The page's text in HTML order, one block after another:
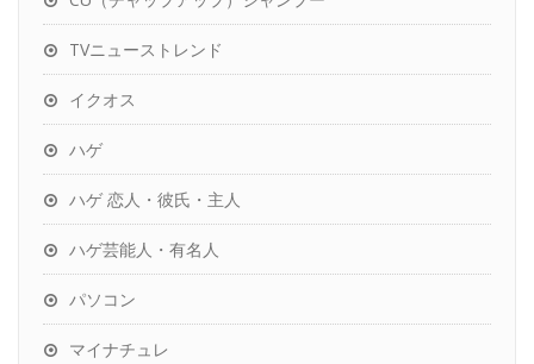
TVニューストレンド
イクオス
ハゲ
ハゲ 恋人・彼氏・主人
ハゲ芸能人・有名人
パソコン
マイナチュレ